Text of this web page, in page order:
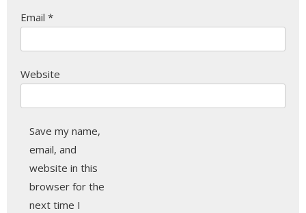
Email *
Website
Save my name,
email, and
website in this
browser for the
next time I